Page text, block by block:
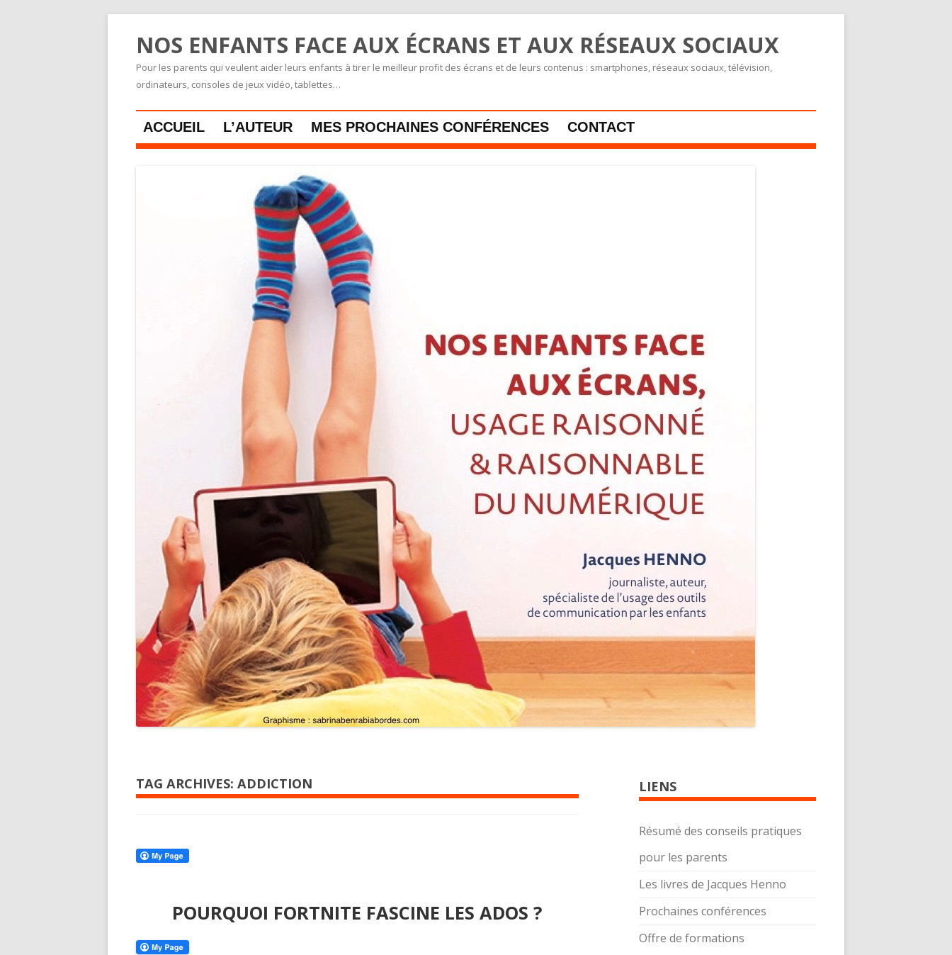
NOS ENFANTS FACE AUX ÉCRANS ET AUX RÉSEAUX SOCIAUX
Pour les parents qui veulent aider leurs enfants à tirer le meilleur profit des écrans et de leurs contenus : smartphones, réseaux sociaux, télévision,
ordinateurs, consoles de jeux vidéo, tablettes…
Skip to content
ACCUEIL L’AUTEUR MES PROCHAINES CONFÉRENCES CONTACT
TAG ARCHIVES: ADDICTION
POURQUOI FORTNITE FASCINE LES ADOS ?
LIENS
Résumé des conseils pratiques
pour les parents
Les livres de Jacques Henno
Prochaines conférences
Offre de formations